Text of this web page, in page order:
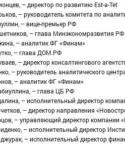
– директор по развитию Est-a-Tet
– руководитель комитета по
– вице-премьер РФ
– глава Минэкономразвития РФ
– аналитик ФГ «Финам»
– глава ДОМ.РФ
– директор консалтингового
– руководитель аналитического
– аналитик ФГ «Финам»
– глава ЦБ РФ
– исполнительный директор
– директор направления
– управляющий директор компании
– исполнительный директор
– исполнительный директор